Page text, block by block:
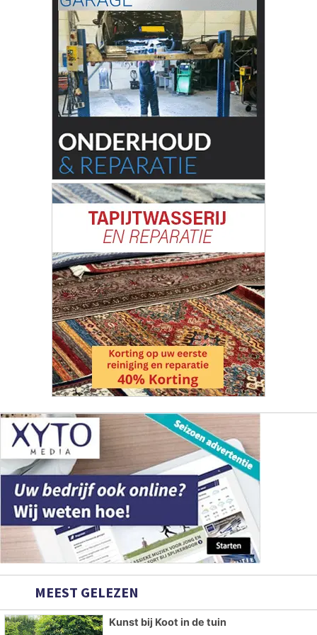
MEEST GELEZEN
Kunst bij Koot in de tuin